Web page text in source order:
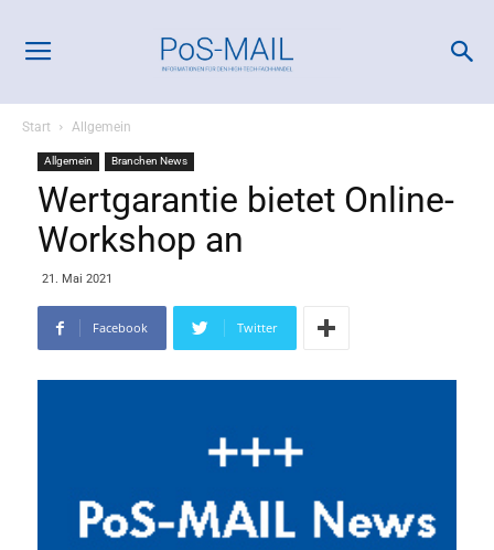
Start Allgemein
Allgemein Branchen News
Wertgarantie bietet Online-
Workshop an
21. Mai 2021
Facebook Twitter